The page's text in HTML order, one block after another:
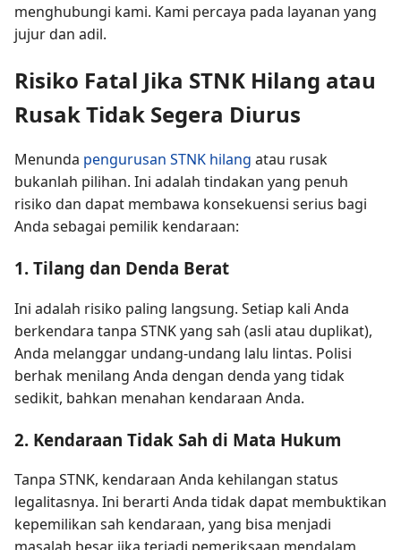
menghubungi kami. Kami percaya pada layanan yang
jujur dan adil.
Risiko Fatal Jika STNK Hilang atau
Rusak Tidak Segera Diurus
Menunda pengurusan STNK hilang atau rusak
bukanlah pilihan. Ini adalah tindakan yang penuh
risiko dan dapat membawa konsekuensi serius bagi
Anda sebagai pemilik kendaraan:
1. Tilang dan Denda Berat
Ini adalah risiko paling langsung. Setiap kali Anda
berkendara tanpa STNK yang sah (asli atau duplikat),
Anda melanggar undang-undang lalu lintas. Polisi
berhak menilang Anda dengan denda yang tidak
sedikit, bahkan menahan kendaraan Anda.
2. Kendaraan Tidak Sah di Mata Hukum
Tanpa STNK, kendaraan Anda kehilangan status
legalitasnya. Ini berarti Anda tidak dapat membuktikan
kepemilikan sah kendaraan, yang bisa menjadi